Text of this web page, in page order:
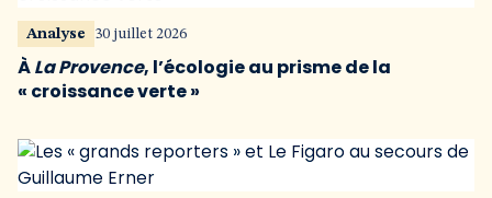
Analyse 30 juillet 2026
ÀLa Provence, l’écologie au prisme de la
« croissance verte »